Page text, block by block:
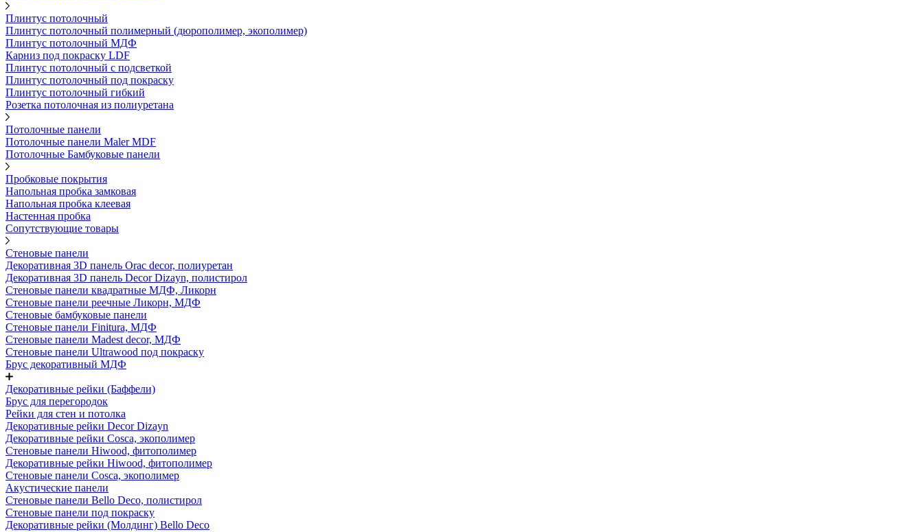
Плинтус потолочный
Плинтус потолочный полимерный (дюрополимер, экополимер)
Плинтус потолочный МДФ
Карниз под покраску LDF
Плинтус потолочный с подсветкой
Плинтус потолочный под покраску
Плинтус потолочный гибкий
Розетка потолочная из полиуретана
Потолочные панели
Потолочные панели Maler MDF
Потолочные Бамбуковые панели
Пробковые покрытия
Напольная пробка замковая
Напольная пробка клеевая
Настенная пробка
Сопутствующие товары
Стеновые панели
Декоративная 3D панель Orac decor, полиуретан
Декоративная 3D панель Decor Dizayn, полистирол
Стеновые панели квадратные МДФ, Ликорн
Стеновые панели реечные Ликорн, МДФ
Стеновые бамбуковые панели
Стеновые панели Finitura, МДФ
Стеновые панели Madest decor, МДФ
Стеновые панели Ultrawood под покраску
Брус декоративный МДФ
Декоративные рейки (Баффели)
Брус для перегородок
Рейки для стен и потолка
Декоративные рейки Decor Dizayn
Декоративные рейки Cosca, экополимер
Стеновые панели Hiwood, фитополимер
Декоративные рейки Hiwood, фитополимер
Стеновые панели Cosca, экополимер
Акустические панели
Стеновые панели Bello Deco, полистирол
Стеновые панели под покраску
Декоративные рейки (Молдинг) Bello Deco